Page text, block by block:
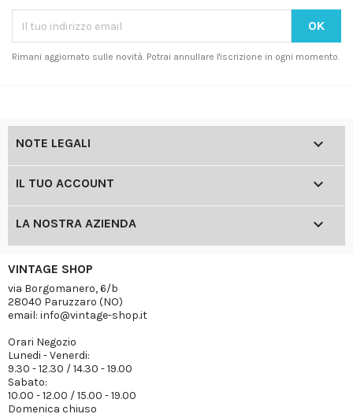
Rimani aggiornato sulle novità. Potrai annullare l'iscrizione in ogni momento.
NOTE LEGALI 
IL TUO ACCOUNT 
LA NOSTRA AZIENDA 
VINTAGE SHOP
via Borgomanero, 6/b
28040 Paruzzaro (NO)
email: info@vintage-shop.it
Orari Negozio
Lunedi - Venerdi:
9.30 - 12.30 / 14.30 - 19.00
Sabato:
10.00 - 12.00 / 15.00 - 19.00
Domenica chiuso